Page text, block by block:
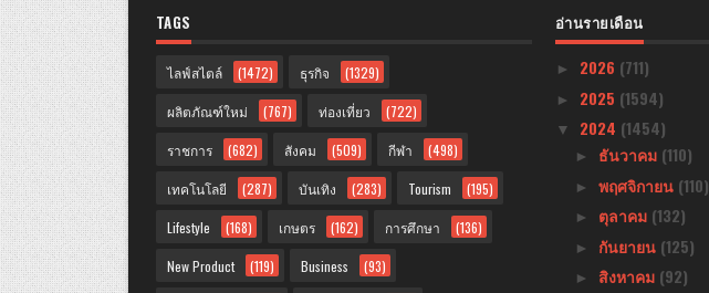
TAGS
ไลฟ์สไตล์ (1472) ธุรกิจ (1329)
ผลิตภัณฑ์ใหม่ (767) ท่องเที่ยว (722)
ราชการ (682) สังคม (509) กีฬา (498)
เทคโนโลยี (287) บันเทิง (283) Tourism (195)
Lifestyle (168) เกษตร (162) การศึกษา (136)
New Product (119) Business (93)
อ่านรายเดือน
► 2026 (711)
► 2025 (1594)
▼ 2024 (1454)
► ธันวาคม (110)
► พฤศจิกายน (110)
► ตุลาคม (132)
► กันยายน (125)
► สิงหาคม (92)